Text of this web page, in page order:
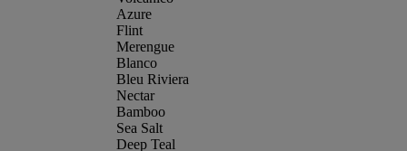
Azure
Flint
Merengue
Blanco
Bleu Riviera
Nectar
Bamboo
Sea Salt
Deep Teal